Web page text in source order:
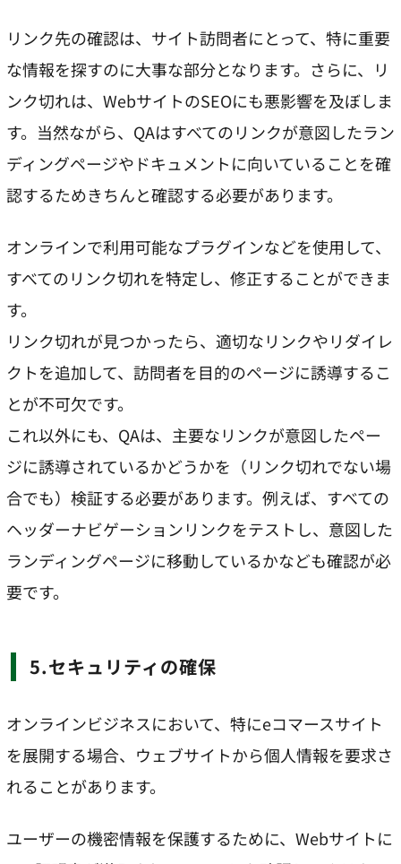
リンク先の確認は、サイト訪問者にとって、特に重要
な情報を探すのに大事な部分となります。さらに、リ
ンク切れは、WebサイトのSEOにも悪影響を及ぼしま
す。当然ながら、QAはすべてのリンクが意図したラン
ディングページやドキュメントに向いていることを確
認するためきちんと確認する必要があります。
オンラインで利用可能なプラグインなどを使用して、
すべてのリンク切れを特定し、修正することができま
す。
リンク切れが見つかったら、適切なリンクやリダイレ
クトを追加して、訪問者を目的のページに誘導するこ
とが不可欠です。
これ以外にも、QAは、主要なリンクが意図したペー
ジに誘導されているかどうかを（リンク切れでない場
合でも）検証する必要があります。例えば、すべての
ヘッダーナビゲーションリンクをテストし、意図した
ランディングページに移動しているかなども確認が必
要です。
5.セキュリティの確保
オンラインビジネスにおいて、特にeコマースサイト
を展開する場合、ウェブサイトから個人情報を要求さ
れることがあります。
ユーザーの機密情報を保護するために、Webサイトに